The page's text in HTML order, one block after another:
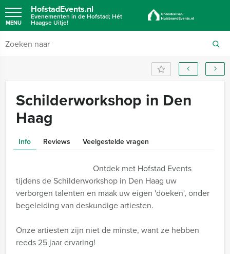
HofstadEvents.nl
Evenementen in de Hofstad; Hét
Haagse Uitje!
MENU
Schilderworkshop in Den
Haag
Info Reviews Veelgestelde vragen
Ontdek met Hofstad Events
tijdens de Schilderworkshop in Den Haag uw
verborgen talenten en maak uw eigen 'doeken', onder
begeleiding van deskundige artiesten.
Onze artiesten zijn niet de minste, want ze hebben
reeds 25 jaar ervaring!